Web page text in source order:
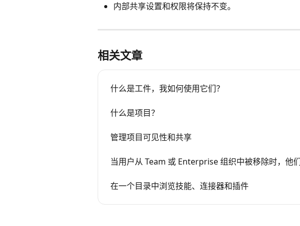
内部共享设置和权限将保持不变。
相关文章
什么是工件，我如何使用它们？
什么是项目？
管理项目可见性和共享
当用户从 Team 或 Enterprise 组织中被移除时，他
在一个目录中浏览技能、连接器和插件